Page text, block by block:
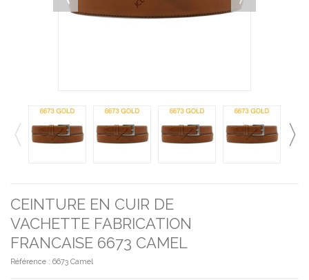
CEINTURE EN CUIR DE
VACHETTE FABRICATION
FRANCAISE 6673 CAMEL
Référence : 6673 Camel